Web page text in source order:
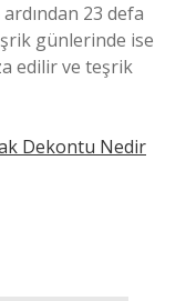
23 defa
günlerinde ise
edilir ve teşrik
Dekontu Nedir